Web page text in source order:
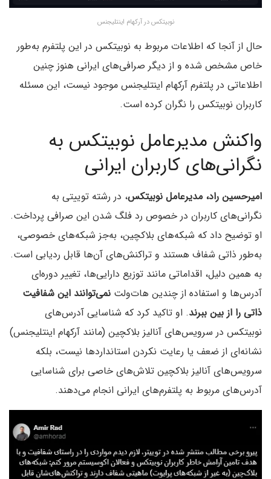
نوبیتکس در آرکهام اینتلیجنس
حال از آنجا که اطلاعات مربوط به نوبیتکس در این پلتفرم به‌طور
خاص مشخص شده و از دیگر صرافی‌های ایرانی هنوز چنین
اطلاعاتی در پلتفرم آرکهام اینتلیجنس موجود نیست، این مسئله
کاربران نوبیتکس را نگران کرده است.
واکنش مدیرعامل نوبیتکس به
نگرانی‌های کاربران ایرانی
امیرحسین راد، مدیرعامل نوبیتکس، در رشته توییتی به
نگرانی‌های کاربران در خصوص رد فلگ شدن این صرافی پرداخت.
او توضیح داد که شبکه‌های بلاکچین، به‌جز شبکه‌های خصوصی،
به‌طور ذاتی شفاف هستند و تراکنش‌های آن‌ها قابل ردیابی است.
به همین دلیل، اقداماتی مانند توزیع دارایی‌ها، تغییر دوره‌ای
آدرس‌ها و استفاده از چندین هات‌ولت نمی‌توانند این شفافیت
ذاتی را از بین ببرند. او تاکید کرد که شناسایی آدرس‌های
نوبیتکس در سرویس‌های آنالیز بلاکچین (مانند آرکهام اینتلیجنس)
نشانه‌ای از ضعف یا رعایت نکردن استانداردها نیست، بلکه
سرویس‌های آنالیز بلاکچین تلاش‌های خاصی برای شناسایی
آدرس‌های مربوط به پلتفرم‌های ایرانی انجام می‌دهند.